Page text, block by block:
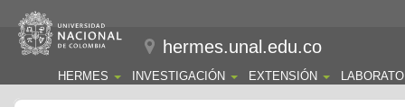
hermes.unal.edu.co
HERMES INVESTIGACIÓN EXTENSIÓN